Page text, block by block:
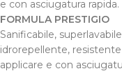
e con asciugatura rapida.
FORMULA PRESTIGIO
Sanificabile,
idrorepellente,
applicare e con